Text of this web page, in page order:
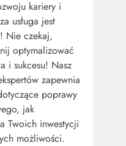
kariery i
usługa jest
Nie czekaj,
optymalizować
i sukcesu! Nasz
zapewnia
poprawy
jak
Twoich inwestycji
możliwości.